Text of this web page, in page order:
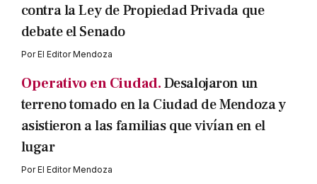
contra la Ley de Propiedad Privada que
debate el Senado
PorEl Editor Mendoza
Operativo en Ciudad.Desalojaron un
terreno tomado en la Ciudad de Mendoza y
asistieron a las familias que vivían en el
lugar
PorEl Editor Mendoza